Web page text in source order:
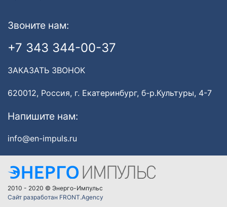
Звоните нам:
+7 343 344-00-37
ЗАКАЗАТЬ ЗВОНОК
620012, Россия, г. Екатеринбург, б-р.Культуры, 4-7
Напишите нам:
info@en-impuls.ru
2010 - 2020 © Энерго-Импульс
Сайт разработан FRONT.Agency